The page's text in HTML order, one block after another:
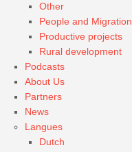
Other
People and Migration
Productive projects
Rural development
Podcasts
About Us
Partners
News
Langues
Dutch